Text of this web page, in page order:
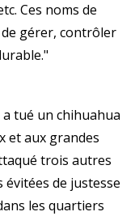
Ces noms de
gérer, contrôler
tué un chihuahua
et aux grandes
trois autres
de justesse
les quartiers